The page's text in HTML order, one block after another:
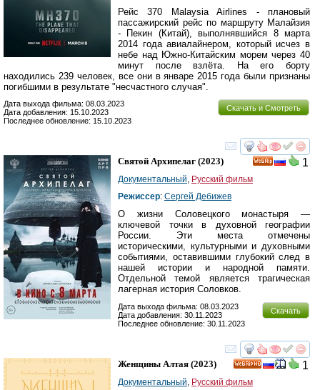
Рейс 370 Malaysia Airlines - плановый
пассажирский рейс по маршруту Малайзия
- Пекин (Китай), выполнявшийся 8 марта
2014 года авиалайнером, который исчез в
небе над Южно-Китайским морем через 40
минут после взлёта. На его борту
находились 239 человек, все они в январе 2015 года были признаны
погибшими в результате "несчастного случая".
Скачать и Смотреть
Дата выхода фильма: 08.03.2023
Дата добавления: 15.10.2023
Последнее обновление: 15.10.2023
смотреть
1
Святой Архипелаг (2023)
Документальный, Русский фильм
Режиссер: Сергей Дебижев
О жизни Соловецкого монастыря —
ключевой точки в духовной географии
России. Эти места отмечены
историческими, культурными и духовными
событиями, оставившими глубокий след в
нашей истории и народной памяти.
Отдельной темой является трагическая
лагерная история Соловков.
Скачать
Дата выхода фильма: 08.03.2023
Дата добавления: 30.11.2023
Последнее обновление: 30.11.2023
смотреть
1
Женщины Алтая (2023)
Документальный, Русский фильм